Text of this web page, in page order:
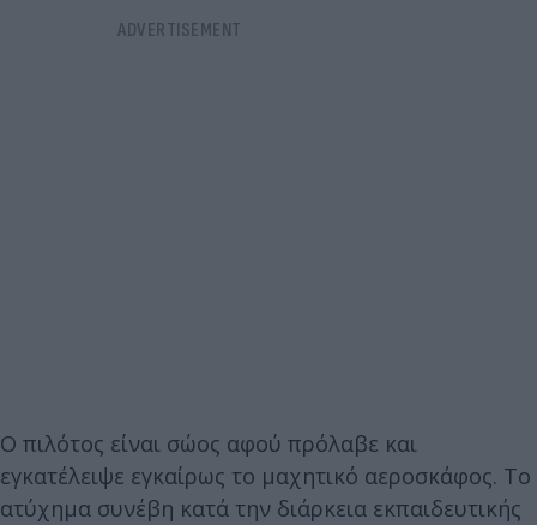
Ο πιλότος είναι σώος αφού πρόλαβε και
εγκατέλειψε εγκαίρως το μαχητικό αεροσκάφος. Το
ατύχημα συνέβη κατά την διάρκεια εκπαιδευτικής